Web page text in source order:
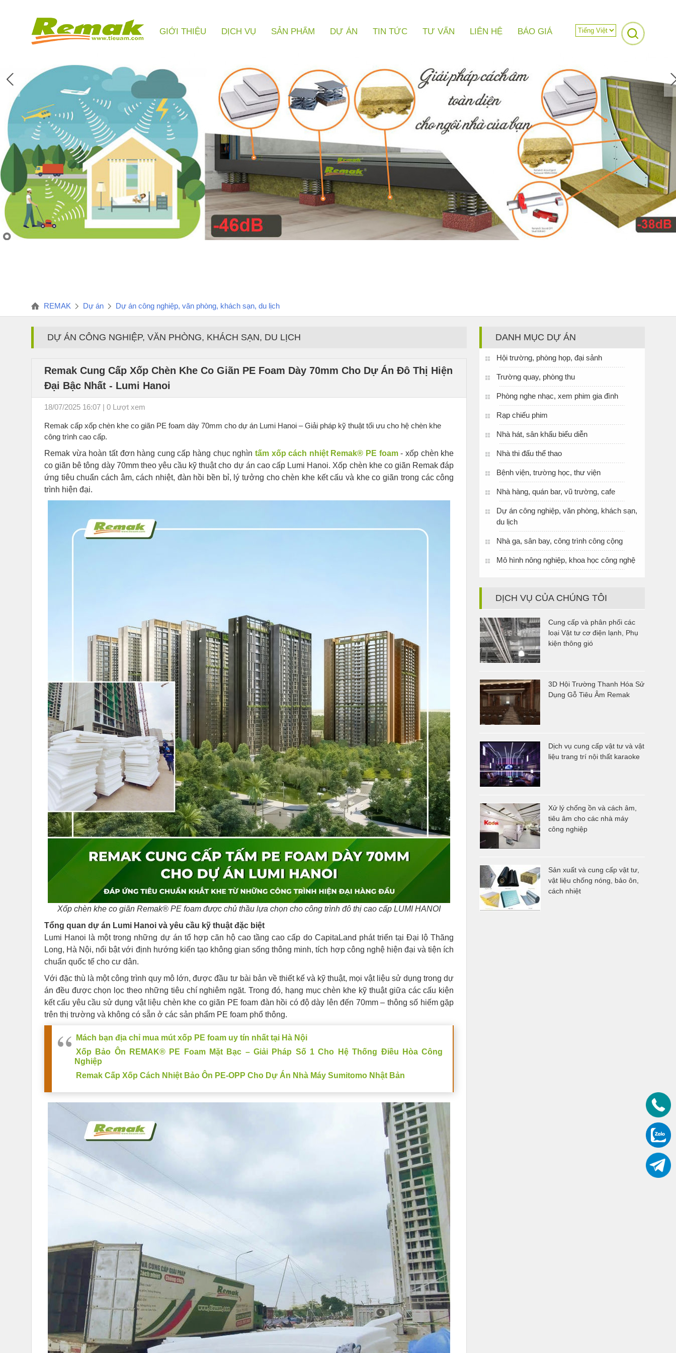
GIỚI THIỆU DỊCH VỤ SẢN PHẨM DỰ ÁN TIN TỨC TƯ VẤN LIÊN HỆ BÁO GIÁ
REMAK Dự án Dự án công nghiệp, văn phòng, khách sạn, du lịch
DỰ ÁN CÔNG NGHIỆP, VĂN PHÒNG, KHÁCH SẠN, DU LỊCH
Remak Cung Cấp Xốp Chèn Khe Co Giãn PE Foam Dày 70mm Cho Dự Án Đô Thị Hiện
Đại Bậc Nhất - Lumi Hanoi
18/07/2025 16:07 | 0 Lượt xem
Remak cấp xốp chèn khe co giãn PE foam dày 70mm cho dự án Lumi Hanoi – Giải pháp kỹ thuật tối ưu cho hệ chèn khe
công trình cao cấp.
Remak vừa hoàn tất đơn hàng cung cấp hàng chục nghìn tấm xốp cách nhiệt Remak® PE foam- xốp chèn khe
co giãn bê tông dày 70mm theo yêu cầu kỹ thuật cho dự án cao cấp Lumi Hanoi. Xốp chèn khe co giãn Remak đáp
ứng tiêu chuẩn cách âm, cách nhiệt, đàn hồi bền bỉ, lý tưởng cho chèn khe kết cấu và khe co giãn trong các công
trình hiện đại.
Xốp chèn khe co giãn Remak® PE foam được chủ thầu lựa chọn cho công trình đô thị cao cấp LUMI HANOI
Tổng quan dự án Lumi Hanoi và yêu cầu kỹ thuật đặc biệt
Lumi Hanoi là một trong những dự án tổ hợp căn hộ cao tầng cao cấp do CapitaLand phát triển tại Đại lộ Thăng
Long, Hà Nội, nổi bật với định hướng kiến tạo không gian sống thông minh, tích hợp công nghệ hiện đại và tiện ích
chuẩn quốc tế cho cư dân.
Với đặc thù là một công trình quy mô lớn, được đầu tư bài bản về thiết kế và kỹ thuật, mọi vật liệu sử dụng trong dự
án đều được chọn lọc theo những tiêu chí nghiêm ngặt. Trong đó, hạng mục chèn khe kỹ thuật giữa các cấu kiện
kết cấu yêu cầu sử dụng vật liệu chèn khe co giãn PE foam đàn hồi có độ dày lên đến 70mm – thông số hiếm gặp
trên thị trường và không có sẵn ở các sản phẩm PE foam phổ thông.
Mách bạn địa chỉ mua mút xốp PE foam uy tín nhất tại Hà Nội
Xốp Bảo Ôn REMAK® PE Foam Mặt Bạc – Giải Pháp Số 1 Cho Hệ Thống Điều Hòa Công
Nghiệp
Remak Cấp Xốp Cách Nhiệt Bảo Ôn PE-OPP Cho Dự Án Nhà Máy Sumitomo Nhật Bản
DANH MỤC DỰ ÁN
Hội trường, phòng họp, đại sảnh
Trường quay, phòng thu
Phòng nghe nhạc, xem phim gia đình
Rạp chiếu phim
Nhà hát, sân khấu biểu diễn
Nhà thi đấu thể thao
Bệnh viện, trường học, thư viện
Nhà hàng, quán bar, vũ trường, cafe
Dự án công nghiệp, văn phòng, khách sạn,
du lịch
Nhà ga, sân bay, công trình công cộng
Mô hình nông nghiệp, khoa học công nghệ
DỊCH VỤ CỦA CHÚNG TÔI
Cung cấp và phân phối các
loại Vật tư cơ điện lạnh, Phụ
kiện thông gió
3D Hội Trường Thanh Hóa Sử
Dụng Gỗ Tiêu Âm Remak
Dịch vụ cung cấp vật tư và vật
liệu trang trí nội thất karaoke
Xử lý chống ồn và cách âm,
tiêu âm cho các nhà máy
công nghiệp
Sản xuất và cung cấp vật tư,
vật liệu chống nóng, bảo ôn,
cách nhiệt